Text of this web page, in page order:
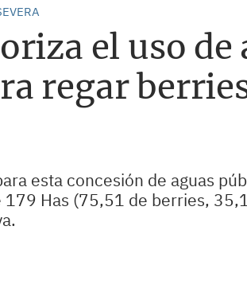
el uso de
regar
esta concesión de aguas
Has (75,51 de berries,